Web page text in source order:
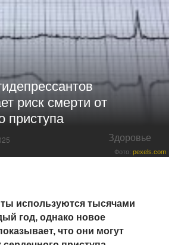
риск смерти от
приступа
Здоровье
Фото: pexels.com
используются тысячами
год, однако новое
что они могут